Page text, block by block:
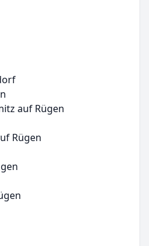
auf Rügen
Rügen